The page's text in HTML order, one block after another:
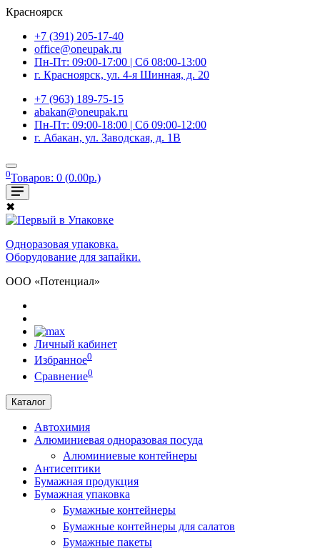
Красноярск
+7 (391) 205-17-40
office@oneupak.ru
Пн-Пт: 09:00-17:00 | Сб 08:00-13:00
г. Красноярск, ул. 4-я Шинная, д. 20
+7 (963) 189-75-15
abakan@oneupak.ru
Пн-Пт: 09:00-18:00 | Сб 09:00-12:00
г. Абакан, ул. Заводская, д. 1В
0Товаров: 0 (0.00р.)
✖
Одноразовая упаковка.
Оборудование для запайки.
ООО «Потенциал»
Личный кабинет
Избранное0
Сравнение0
Каталог
Автохимия
Алюминиевая одноразовая посуда
Алюминиевые контейнеры
Антисептики
Бумажная продукция
Бумажная упаковка
Бумажные контейнеры
Бумажные контейнеры для салатов
Бумажные пакеты